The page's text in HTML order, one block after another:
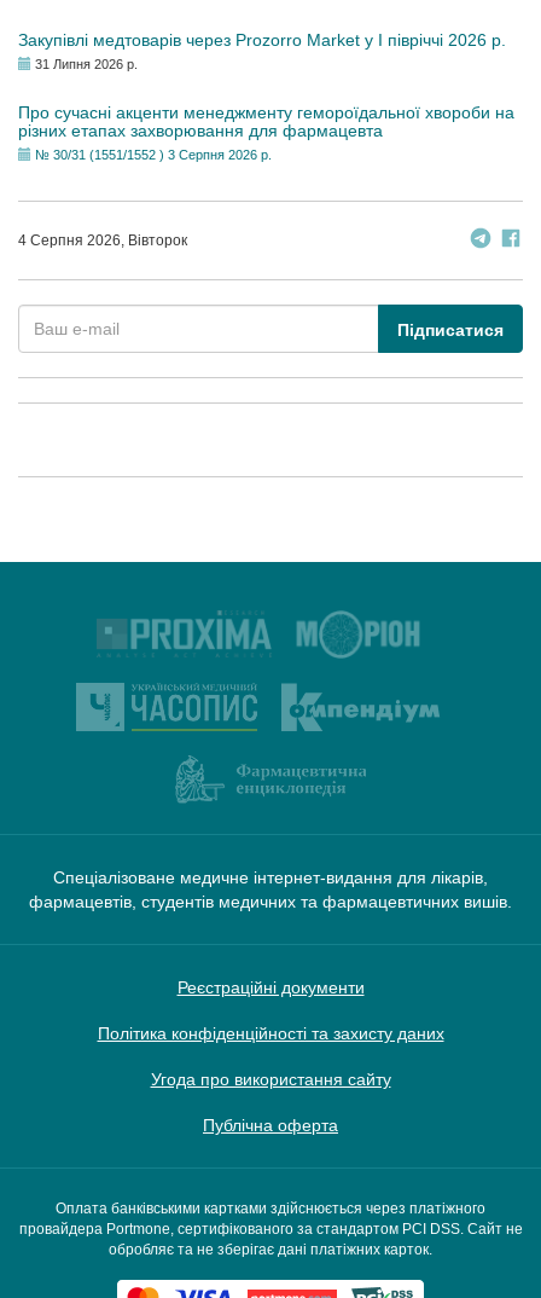
Закупівлі медтоварів через Prozorro Market у I півріччі 2026 р.
31 Липня 2026 р.
Про сучасні акценти менеджменту гемороїдальної хвороби на
різних етапах захворювання для фармацевта
№ 30/31 (1551/1552 ) 3 Серпня 2026 р.
4 Серпня 2026, Вівторок
Підписатися
Спеціалізоване медичне інтернет-видання для лікарів,
фармацевтів, студентів медичних та фармацевтичних вишів.
Реєстраційні документи
Політика конфіденційності та захисту даних
Угода про використання сайту
Публічна оферта
Оплата банківськими картками здійснюється через платіжного
провайдера Portmone, сертифікованого за стандартом PCI DSS. Сайт не
обробляє та не зберігає дані платіжних карток.